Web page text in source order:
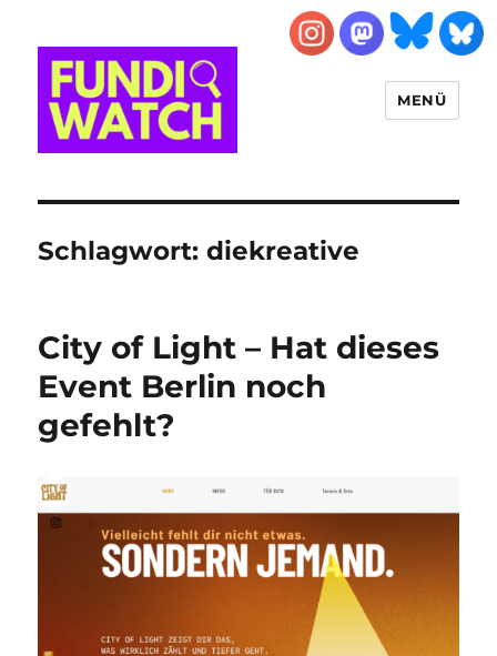
MENÜ
Schlagwort:diekreative
City of Light – Hat dieses
Event Berlin noch
gefehlt?